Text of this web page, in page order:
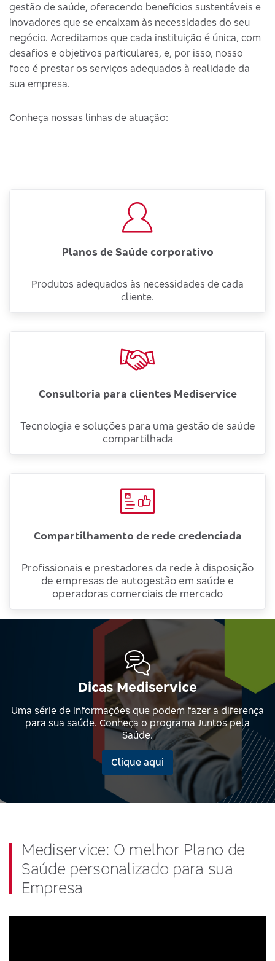
gestão de saúde, oferecendo benefícios sustentáveis e
inovadores que se encaixam às necessidades do seu
negócio. Acreditamos que cada instituição é única, com
desafios e objetivos particulares, e, por isso, nosso
foco é prestar os serviços adequados à realidade da
sua empresa.
Conheça nossas linhas de atuação:
Planos de Saúde corporativo
Produtos adequados às necessidades de cada
cliente.
Consultoria para clientes Mediservice
Tecnologia e soluções para uma gestão de saúde
compartilhada
Compartilhamento de rede credenciada
Profissionais e prestadores da rede à disposição
de empresas de autogestão em saúde e
operadoras comerciais de mercado
Dicas Mediservice
Uma série de informações que podem fazer a diferença
para sua saúde. Conheça o programa Juntos pela
Saúde.
Clique aqui
Mediservice: O melhor Plano de
Saúde personalizado para sua
Empresa